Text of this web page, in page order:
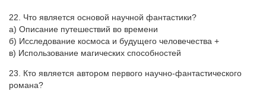
22. Что является основой научной фантастики?
а) Описание путешествий во времени
б) Исследование космоса и будущего человечества +
в) Использование магических способностей
23. Кто является автором первого научно-фантастического
романа?